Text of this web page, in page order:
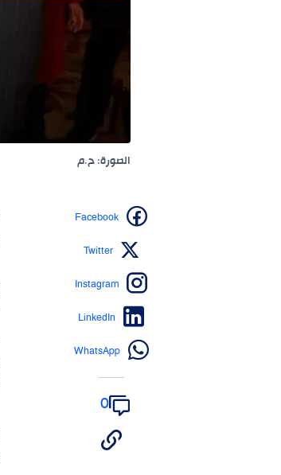
الصورة: ح.م
Facebook
Twitter
Instagram
LinkedIn
WhatsApp
0